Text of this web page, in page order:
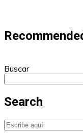
Buscar
Search